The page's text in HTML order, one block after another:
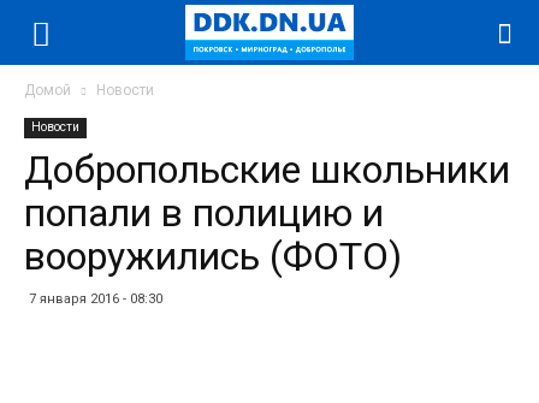
Домой Новости
Новости
Добропольские школьники
попали в полицию и
вооружились (ФОТО)
7 января 2016 - 08:30